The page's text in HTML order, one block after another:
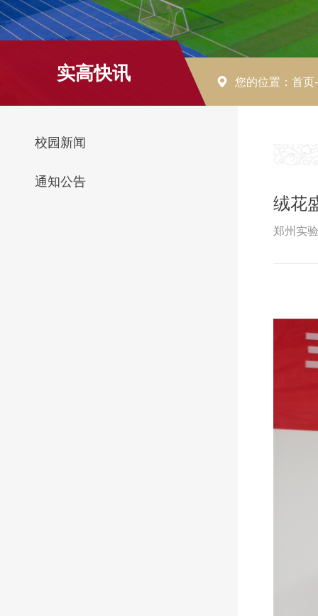
实高快讯 您的位置： 首页
校园新闻
通知公告
绒花
郑州实